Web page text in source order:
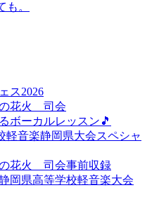
。
ス2026
花火 司会
ボーカルレッスン🎵
軽音楽静岡県大会スペシャ
花火 司会事前収録
岡県高等学校軽音楽大会